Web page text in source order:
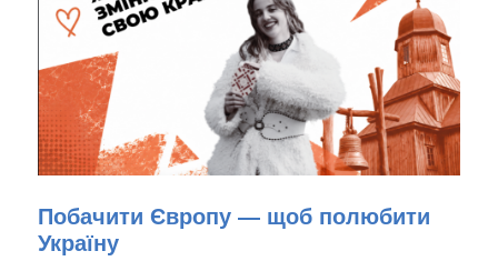
Побачити Європу — щоб полюбити
Україну